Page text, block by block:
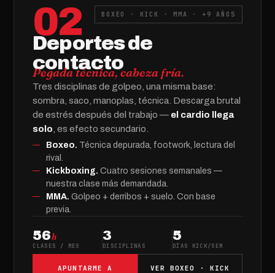
02 BOXEO · KICK · MMA · +9 AÑOS
Deportes de
contacto
Pegada técnica, cabeza fría.
Tres disciplinas de golpeo, una misma base:
sombra, saco, manoplas, técnica. Descarga brutal
de estrés después del trabajo — el cardio llega
solo , es efecto secundario.
Boxeo. Técnica depurada, footwork, lectura del
rival.
Kickboxing. Cuatro sesiones semanales —
nuestra clase más demandada.
MMA. Golpeo + derribos + suelo. Con base
previa.
56h
CLASES / MES
3
DISCIPLINAS
5
DÍAS KICK/SEM
APUNTARME A
VER BOXEO · KICK